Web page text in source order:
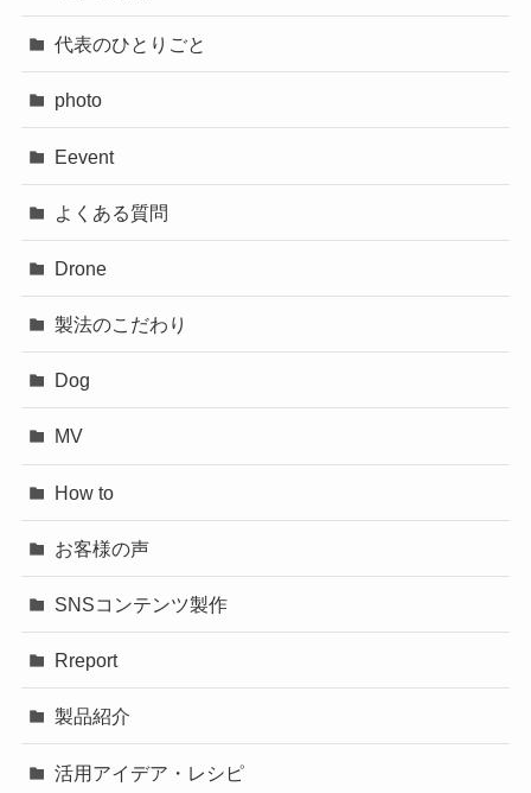
代表のひとりごと
photo
Eevent
よくある質問
Drone
製法のこだわり
Dog
MV
How to
お客様の声
SNSコンテンツ製作
Rreport
製品紹介
活用アイデア・レシピ